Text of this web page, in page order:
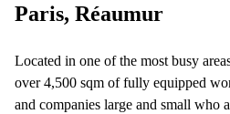
Paris, Réaumur
Located in one of the most busy
over 4,500 sqm of fully equipped
and companies large and small who